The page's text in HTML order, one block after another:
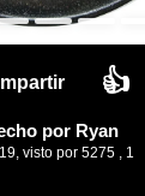
👍
por Ryan
, visto por 5275 , 1